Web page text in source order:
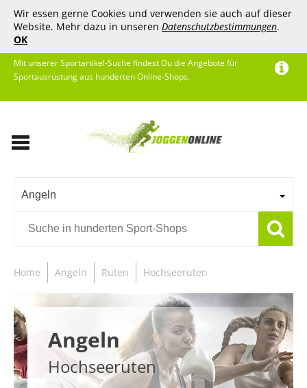
Wir essen gerne Cookies und verwenden sie auch auf dieser
Website. Mehr dazu in unseren Datenschutzbestimmungen.
OK
Mit unserer Sportartikel-Suche findest Du die Angebote für
Sportausrüstung aus hunderten Online-Shops.
Angeln
Home Angeln Ruten Hochseeruten
Angeln
Hochseeruten